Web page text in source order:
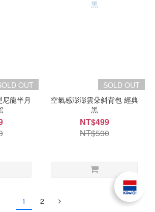
OUT
龍半月
SOLD OUT
空氣感澎澎雲朵斜背包 經典
黑
NT$499
NT$590
1 2